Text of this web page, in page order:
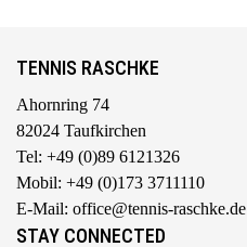
TENNIS RASCHKE
Ahornring 74
82024 Taufkirchen
Tel: +49 (0)89 6121326
Mobil: +49 (0)173 3711110
E-Mail: office@tennis-raschke.de
STAY CONNECTED